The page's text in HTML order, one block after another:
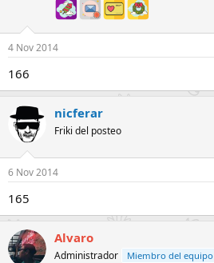
4 Nov 2014
166
nicferar
Friki del posteo
6 Nov 2014
165
Alvaro
Administrador Miembro del equipo